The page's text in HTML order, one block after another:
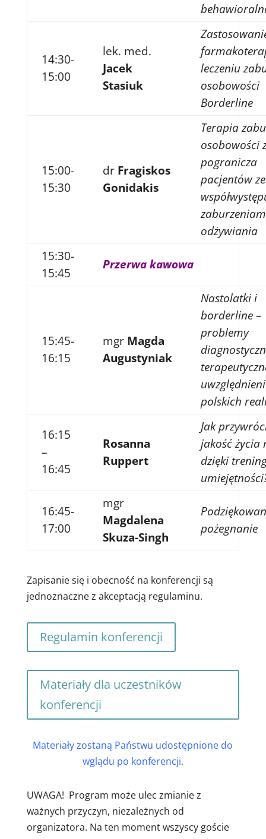
14:30-
15:00
lek. med.
Jacek
Stasiuk
leczeniu
osobowości
Borderline
15:00-
15:30
dr Fragiskos
Gonidakis
Terapia
osobowości
pogranicza
pacjentów ze
odżywiania
15:30-
15:45
Przerwa kawowa
15:45-
16:15
mgr Magda
Augustyniak
Nastolatki i
borderline –
problemy
polskich
16:15
–
16:45
Rosanna
Ruppert
Jak
jakość życia
dzięki
16:45-
17:00
mgr
Magdalena
Skuza-Singh
pożegnanie
Zapisanie się i obecność na konferencji są
jednoznaczne z akceptacją regulaminu.
Regulamin konferencji
Materiały dla uczestników
konferencji
Materiały zostaną Państwu udostępnione do
wglądu po konferencji.
UWAGA! Program może ulec zmianie z
ważnych przyczyn, niezależnych od
organizatora. Na ten moment wszyscy goście